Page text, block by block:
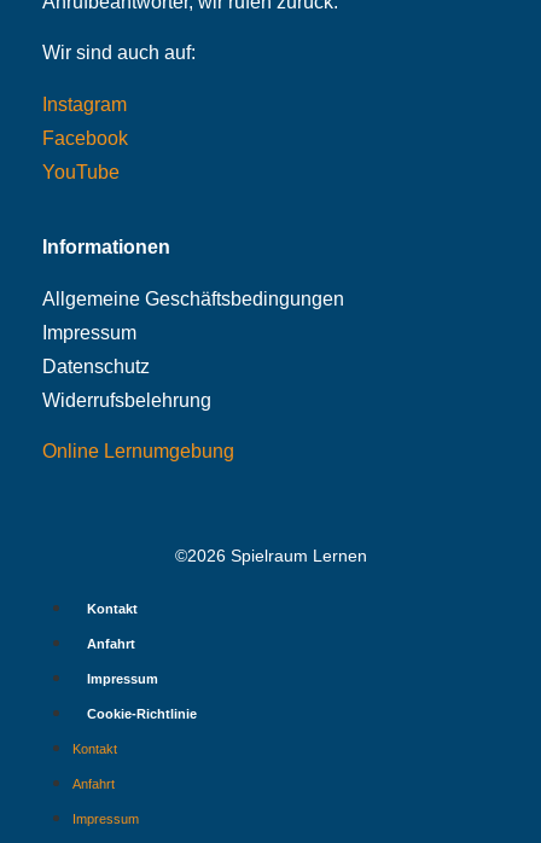
Wir sind auch auf:
Instagram
Facebook
YouTube
Informationen
Allgemeine Geschäftsbedingungen
Impressum
Datenschutz
Widerrufsbelehrung
Online Lernumgebung
©2026 Spielraum Lernen
Kontakt
Anfahrt
Impressum
Cookie-Richtlinie
Kontakt
Anfahrt
Impressum